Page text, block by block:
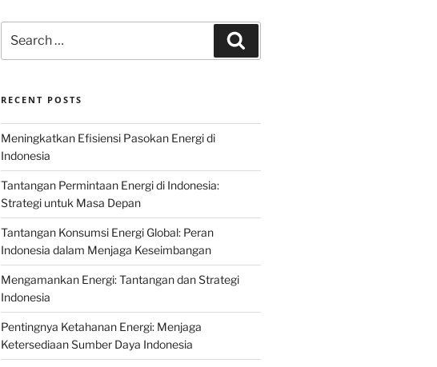
for:
RECENT POSTS
Meningkatkan Efisiensi Pasokan Energi di
Indonesia
Tantangan Permintaan Energi di Indonesia:
Strategi untuk Masa Depan
Tantangan Konsumsi Energi Global: Peran
Indonesia dalam Menjaga Keseimbangan
Mengamankan Energi: Tantangan dan Strategi
Indonesia
Pentingnya Ketahanan Energi: Menjaga
Ketersediaan Sumber Daya Indonesia